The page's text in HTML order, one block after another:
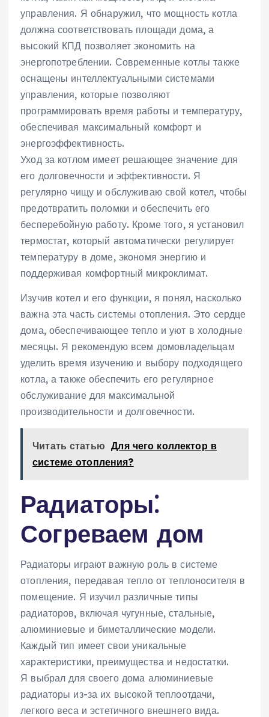
управления. Я обнаружил, что мощность котла
должна соответствовать площади дома, а
высокий КПД позволяет экономить на
энергопотреблении. Современные котлы также
оснащены интеллектуальными системами
управления, которые позволяют
программировать время работы и температуру,
обеспечивая максимальный комфорт и
энергоэффективность.
Уход за котлом имеет решающее значение для
его долговечности и эффективности. Я
регулярно чищу и обслуживаю свой котел, чтобы
предотвратить поломки и обеспечить его
бесперебойную работу. Кроме того, я установил
термостат, который автоматически регулирует
температуру в доме, экономя энергию и
поддерживая комфортный микроклимат.
Изучив котел и его функции, я понял, насколько
важна эта часть системы отопления. Это сердце
дома, обеспечивающее тепло и уют в холодные
месяцы. Я рекомендую всем домовладельцам
уделить время изучению и выбору подходящего
котла, а также обеспечить его регулярное
обслуживание для максимальной
производительности и долговечности.
Читать статью Для чего коллектор в
системе отопления?
Радиаторы⁚
Согреваем дом
Радиаторы играют важную роль в системе
отопления, передавая тепло от теплоносителя в
помещение. Я изучил различные типы
радиаторов, включая чугунные, стальные,
алюминиевые и биметаллические модели.
Каждый тип имеет свои уникальные
характеристики, преимущества и недостатки.
Я выбрал для своего дома алюминиевые
радиаторы из-за их высокой теплоотдачи,
легкого веса и эстетичного внешнего вида.